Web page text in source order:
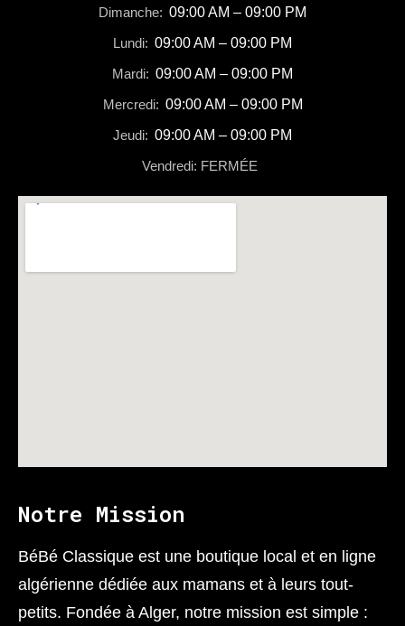
Dimanche: 09:00 AM – 09:00 PM
Lundi: 09:00 AM – 09:00 PM
Mardi: 09:00 AM – 09:00 PM
Mercredi: 09:00 AM – 09:00 PM
Jeudi: 09:00 AM – 09:00 PM
Vendredi: FERMÉE
Notre Mission
BéBé Classique est une boutique local et en ligne
algérienne dédiée aux mamans et à leurs tout-
petits. Fondée à Alger, notre mission est simple :